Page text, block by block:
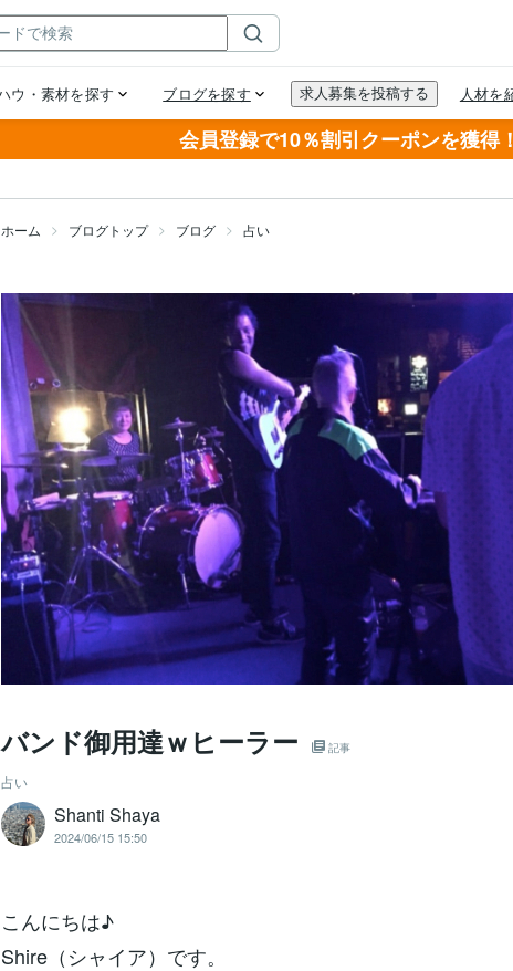
会員登録で10％割引クーポンを獲得！
ホーム ブログトップ ブログ 占い
バンド御用達ｗヒーラー 記事
占い
Shanti Shaya
2024/06/15 15:50
こんにちは♪
Shire（シャイア）です。